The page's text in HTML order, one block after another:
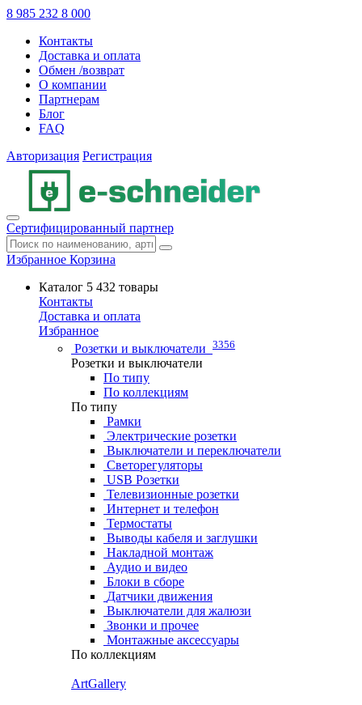
8 985 232 8 000
Контакты
Доставка и оплата
Обмен /возврат
О компании
Партнерам
Блог
FAQ
Авторизация Регистрация
Сертифицированный партнер
Избранное Корзина
Каталог 5 432 товары
Контакты
Доставка и оплата
Избранное
Розетки и выключатели 3356
Розетки и выключатели
По типу
По коллекциям
По типу
Рамки
Электрические розетки
Выключатели и переключатели
Светорегуляторы
USB Розетки
Телевизионные розетки
Интернет и телефон
Термостаты
Выводы кабеля и заглушки
Накладной монтаж
Аудио и видео
Блоки в сборе
Датчики движения
Выключатели для жалюзи
Звонки и прочее
Монтажные аксессуары
По коллекциям
ArtGallery